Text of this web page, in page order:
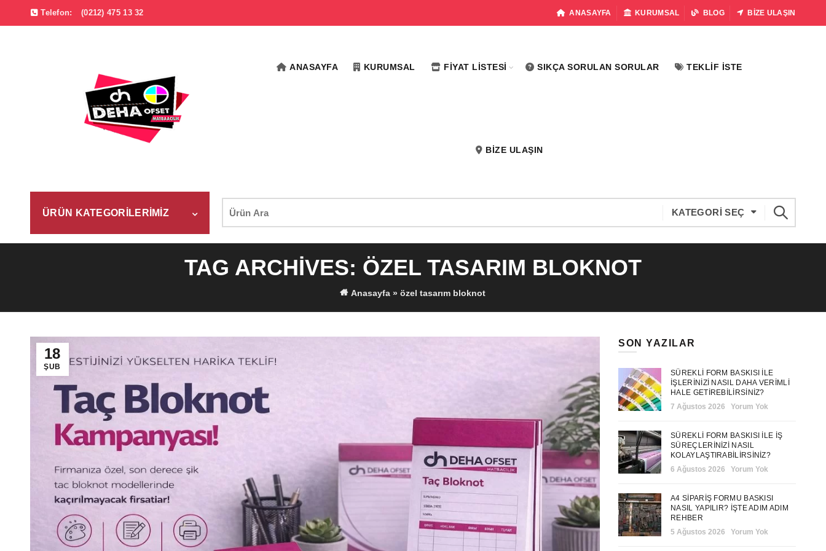
Telefon: (0212) 475 13 32 ANASAYFA KURUMSAL BLOG BIZE ULAŞIN
ANASAYFA KURUMSAL FIYAT LISTESI SIKÇA SORULAN SORULAR TEKLIF İSTE
BIZE ULAŞIN
ÜRÜN KATEGORILERIMIZ
ara:
KATEGORI SEÇ
TAG ARCHIVES: ÖZEL TASARIM BLOKNOT
Anasayfa »özel tasarım bloknot
18
ŞUB
SON YAZILAR
SÜREKLI FORM BASKISI ILE
İŞLERINIZI NASIL DAHA VERIMLI
HALE GETIREBILIRSINIZ?
7 Ağustos 2026
Yorum Yok
SÜREKLI FORM BASKISI ILE İŞ
SÜREÇLERINIZI NASIL
KOLAYLAŞTIRABILIRSINIZ?
6 Ağustos 2026
Yorum Yok
A4 SIPARIŞ FORMU BASKISI
NASIL YAPILIR? İŞTE ADIM ADIM
REHBER
5 Ağustos 2026
Yorum Yok